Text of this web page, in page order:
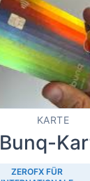
KARTE
Bunq-
ZEROFX FÜR